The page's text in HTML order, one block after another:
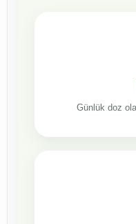
Günlük doz